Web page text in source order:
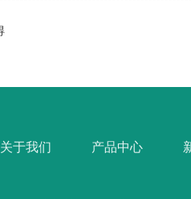
关于我们 产品中心